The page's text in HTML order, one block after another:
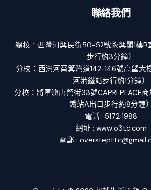
聯絡我們
總校：西灣河興民街50-52號永興閣1樓B
步行約3分鐘）
分校：西灣河筲箕灣道142-146號高望大
河港鐵站步行約1分鐘）
分校：將軍澳唐賢街33號CAPRI PLACE
鐵站A出口步行約8分鐘）
電話 : 5172 1988
網址 : www.o3tc.com
電郵 :